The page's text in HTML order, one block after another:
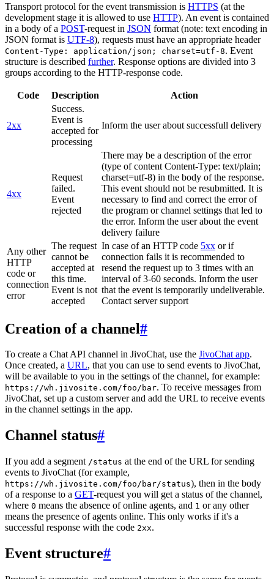
Transport protocol for the event transmission is HTTPS (at the
development stage it is allowed to use HTTP). An event is contained
in a body of a POST-request in JSON format (note: text encoding in
JSON format is UTF-8), requests must have an appropriate header
Content-Type: application/json; charset=utf-8. Event
structure is described further. Response options are divided into 3
groups according to the HTTP-response code.
Code Description Action
2xx
Success.
Event is
accepted for
processing
Inform the user about successfull delivery
4xx
Request
failed.
Event
rejected
There may be a description of the error
(type of content Content-Type: text/plain;
charset=utf-8) in the body of the response.
This event should not be resubmitted. It is
necessary to find and correct the error of
the program or channel settings that led to
the error. Inform the user about the event
delivery failure
Any other
HTTP
code or
connection
error
The request
cannot be
accepted at
this time.
Event is not
accepted
In case of an HTTP code 5xx or if
connection fails it is recommended to
resend the request up to 3 times with an
interval of 3-60 seconds. Inform the user
that the event is temporarily undeliverable.
Contact server support
Creation of a channel#
To create a Chat API channel in JivoChat, use the JivoChat app.
Once created, a URL, that you can use to send events to JivoChat,
will be available to you in the settings of the channel, for example:
https://wh.jivosite.com/foo/bar. To receive messages from
JivoChat, set up a custom server and add the URL to receive events
in the channel settings in the app.
Channel status#
If you add a segment /status at the end of the URL for sending
events to JivoChat (for example,
https://wh.jivosite.com/foo/bar/status), then in the body
of a response to a GET-request you will get a status of the channel,
where 0 means the absence of online agents, and 1 or any other
means the presence of agents online. This only works if it's a
successful response with the code 2xx.
Event structure#